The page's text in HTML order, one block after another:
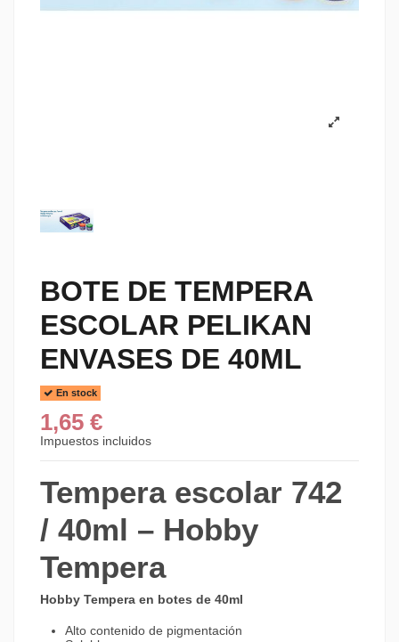
BOTE DE TEMPERA
ESCOLAR PELIKAN
ENVASES DE 40ML
En stock
1,65 €
Impuestos incluidos
Tempera escolar 742
/ 40ml – Hobby
Tempera
Hobby Tempera en botes de 40ml
Alto contenido de pigmentación